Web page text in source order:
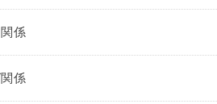
係
係